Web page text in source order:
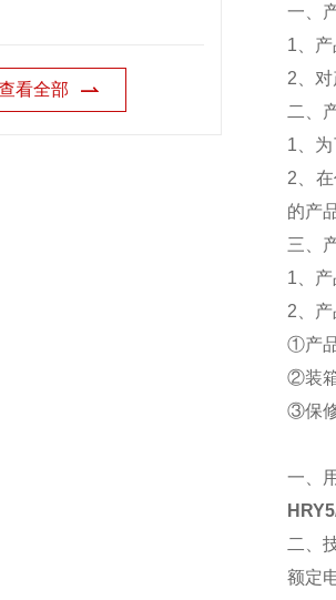
看全部
一、
1、
2、
二、
1、
2、
的产
三、
1、
2、
①产
②装
③保
一、
二、
额定